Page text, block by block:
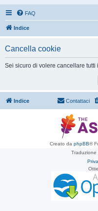
FAQ
Indice
Cancella cookie
Sei sicuro di volere cancellare
Indice Contattaci
Creato da phpBB®
Traduzione